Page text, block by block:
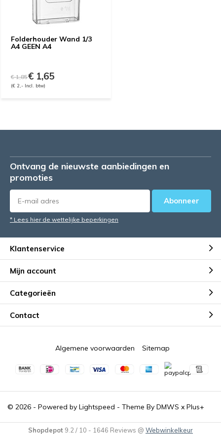
Folderhouder Wand 1/3
A4 GEEN A4
€ 1,85€ 1,65
(€ 2,- Incl. btw)
Ontvang de nieuwste aanbiedingen en
promoties
Abonneer
* Lees hier de wettelijke beperkingen
Klantenservice
Mijn account
Categorieën
Contact
© 2026 - Powered by Lightspeed - Theme By DMWS x Plus+
Algemene voorwaarden Sitemap
Shopdepot 9.2 / 10 - 1646 Reviews @ Webwinkelkeur